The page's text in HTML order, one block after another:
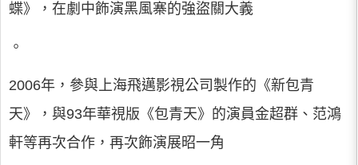
蝶》，在劇中飾演黑風寨的強盜關大義
。
2006年，參與上海飛邁影視公司製作的《新包青
天》，與93年華視版《包青天》的演員金超群、范鴻
軒等再次合作，再次飾演展昭一角